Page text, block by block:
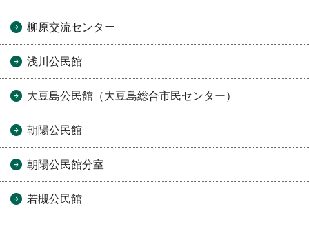
柳原交流センター
浅川公民館
大豆島公民館（大豆島総合市民センター）
朝陽公民館
朝陽公民館分室
若槻公民館